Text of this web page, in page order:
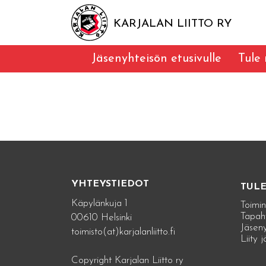
KARJALAN LIITTO RY
Jäsenyhteisön etusivulle
YHTEYSTIEDOT
Käpylänkuja 1
00610 Helsinki
toimisto(at)karjalanliitto.fi
Copyright Karjalan Liitto ry
Liity